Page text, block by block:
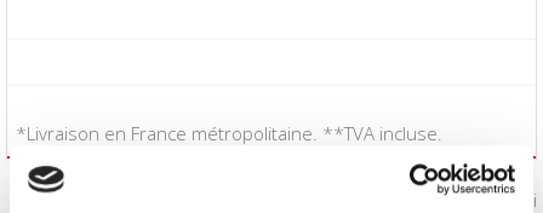
*Livraison en France métropolitaine. **TVA incluse.
conditions générales de vente: Oui